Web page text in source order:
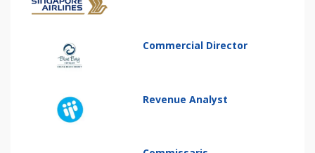
Commercial Director
Revenue Analyst